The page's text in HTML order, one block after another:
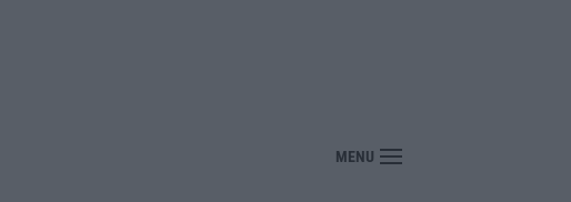
Calabria, nasce il “Circuito dell’ospitalità e dell’offerta ricettiva”: una rete del turismo di
MENU